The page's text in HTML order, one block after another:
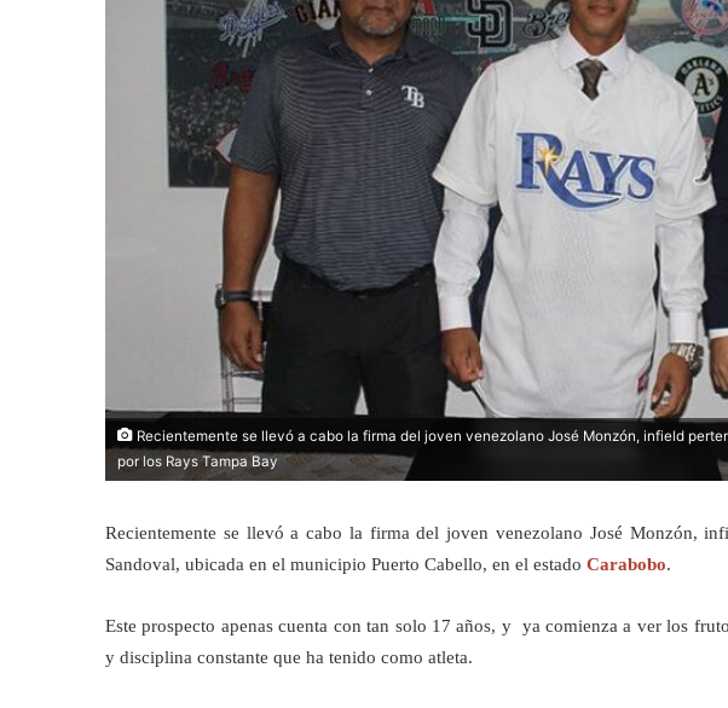
Recientemente se llevó a cabo la firma del joven venezolano José Monzón, infield
por los Rays Tampa Bay
Recientemente se llevó a cabo la firma del joven venezolano José Monzón,
Sandoval, ubicada en el municipio Puerto Cabello, en el estado Carabobo.
Este prospecto apenas cuenta con tan solo 17 años, y ya comienza a ver los
y disciplina constante que ha tenido como atleta.